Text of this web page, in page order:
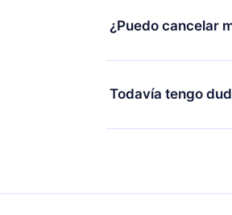
2500 títulos
escuchar en
al final de cada
¿Puedo cancelar
Sí, si decides no
y el próximo ciclo de
Todavía tengo
Siéntete libre de